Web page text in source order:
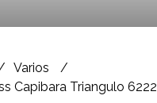
Varios
Capibara Triangulo 6222